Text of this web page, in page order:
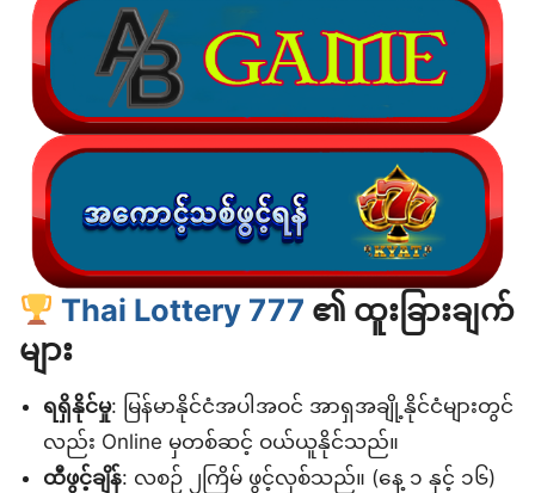
Thai Lottery 777 ၏ ထူးခြားချက်
များ
ရရှိနိုင်မှု: မြန်မာနိုင်ငံအပါအဝင် အာရှအချို့နိုင်ငံများတွင်
လည်း Online မှတစ်ဆင့် ဝယ်ယူနိုင်သည်။
ထီဖွင့်ချိန်: လစဉ် ၂ကြိမ် ဖွင့်လှစ်သည်။ (နေ့ ၁ နှင့် ၁၆)